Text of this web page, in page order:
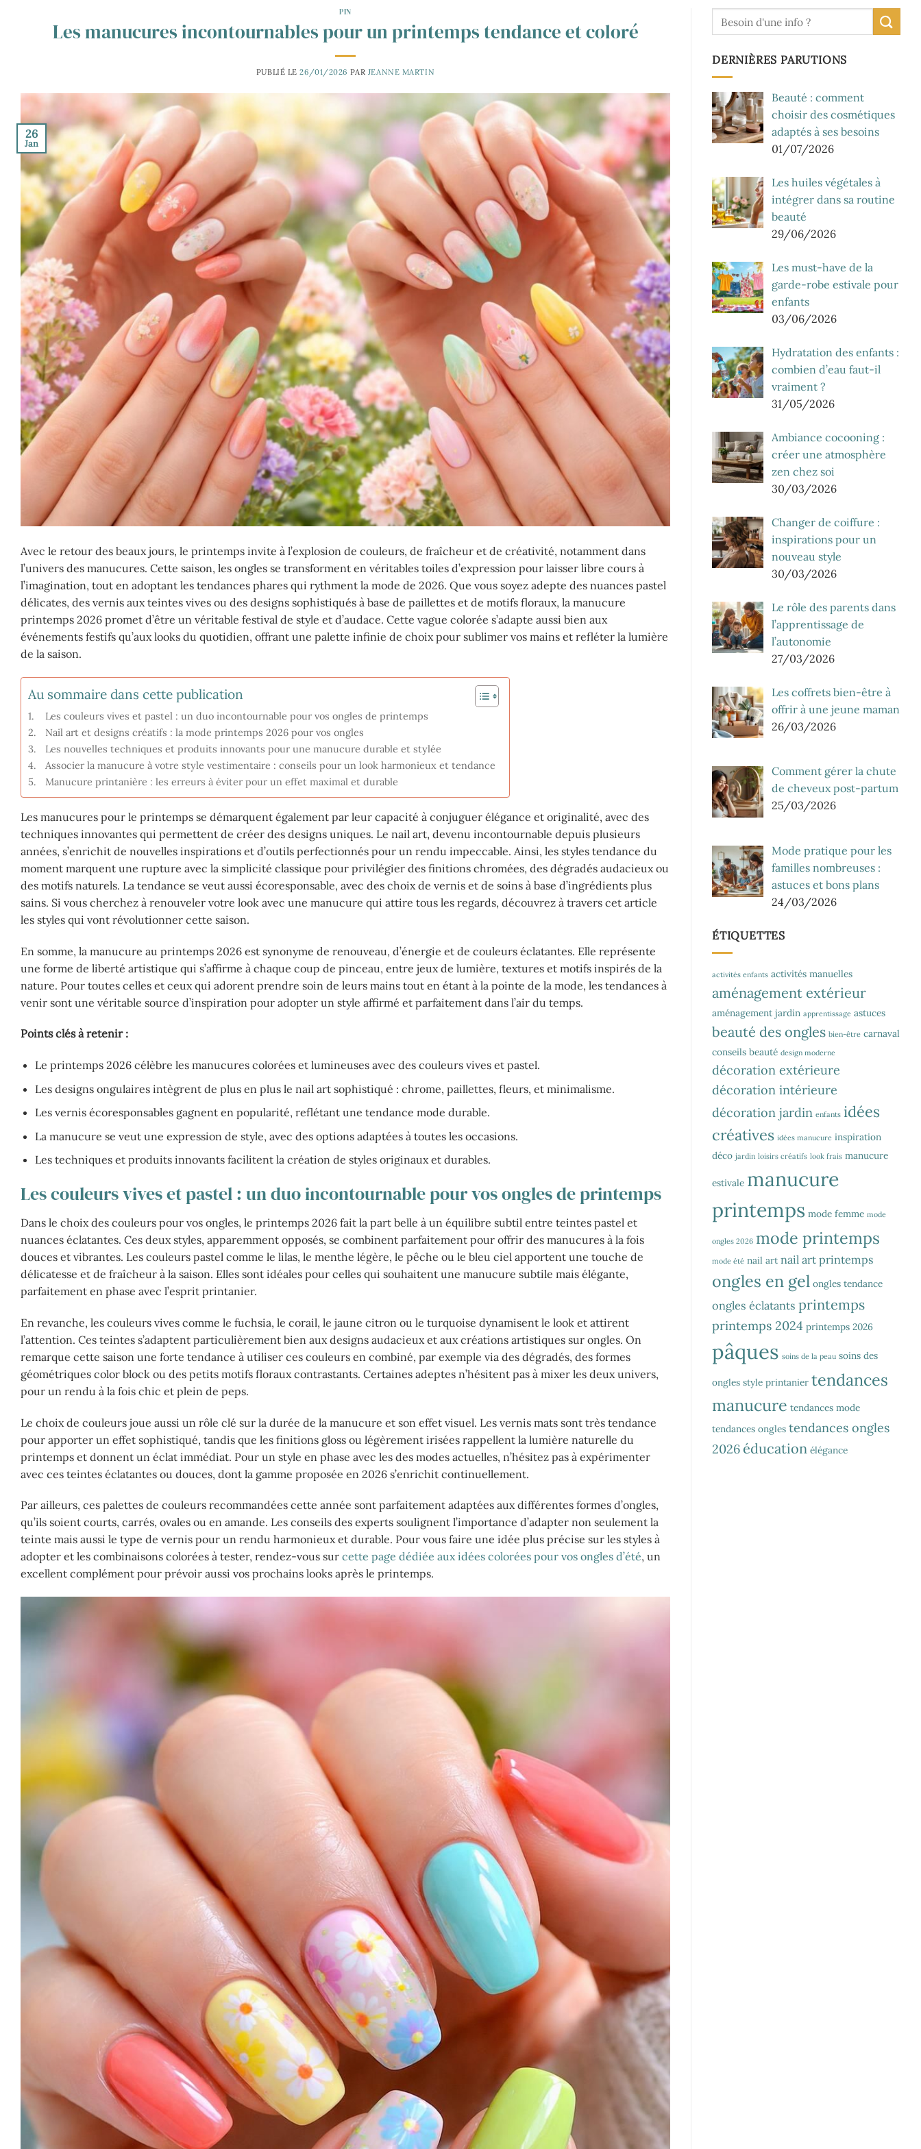
PIN
Les manucures incontournables pour un printemps tendance et coloré
PUBLIÉ LE26/01/2026 PAR JEANNE MARTIN
26
Jan
Avec le retour des beaux jours, le printemps invite à l’explosion de couleurs, de fraîcheur et de créativité, notamment dans
l’univers des manucures. Cette saison, les ongles se transforment en véritables toiles d’expression pour laisser libre cours à
l’imagination, tout en adoptant les tendances phares qui rythment la mode de 2026. Que vous soyez adepte des nuances pastel
délicates, des vernis aux teintes vives ou des designs sophistiqués à base de paillettes et de motifs floraux, la manucure
printemps 2026 promet d’être un véritable festival de style et d’audace. Cette vague colorée s’adapte aussi bien aux
événements festifs qu’aux looks du quotidien, offrant une palette infinie de choix pour sublimer vos mains et refléter la lumière
de la saison.
Au sommaire dans cette publication
Les couleurs vives et pastel : un duo incontournable pour vos ongles de printemps
Nail art et designs créatifs : la mode printemps 2026 pour vos ongles
Les nouvelles techniques et produits innovants pour une manucure durable et stylée
Associer la manucure à votre style vestimentaire : conseils pour un look harmonieux et tendance
Manucure printanière : les erreurs à éviter pour un effet maximal et durable
Les manucures pour le printemps se démarquent également par leur capacité à conjuguer élégance et originalité, avec des
techniques innovantes qui permettent de créer des designs uniques. Le nail art, devenu incontournable depuis plusieurs
années, s’enrichit de nouvelles inspirations et d’outils perfectionnés pour un rendu impeccable. Ainsi, les styles tendance du
moment marquent une rupture avec la simplicité classique pour privilégier des finitions chromées, des dégradés audacieux ou
des motifs naturels. La tendance se veut aussi écoresponsable, avec des choix de vernis et de soins à base d’ingrédients plus
sains. Si vous cherchez à renouveler votre look avec une manucure qui attire tous les regards, découvrez à travers cet article
les styles qui vont révolutionner cette saison.
En somme, la manucure au printemps 2026 est synonyme de renouveau, d’énergie et de couleurs éclatantes. Elle représente
une forme de liberté artistique qui s’affirme à chaque coup de pinceau, entre jeux de lumière, textures et motifs inspirés de la
nature. Pour toutes celles et ceux qui adorent prendre soin de leurs mains tout en étant à la pointe de la mode, les tendances à
venir sont une véritable source d’inspiration pour adopter un style affirmé et parfaitement dans l’air du temps.
Points clés à retenir :
Le printemps 2026 célèbre les manucures colorées et lumineuses avec des couleurs vives et pastel.
Les designs ongulaires intègrent de plus en plus le nail art sophistiqué : chrome, paillettes, fleurs, et minimalisme.
Les vernis écoresponsables gagnent en popularité, reflétant une tendance mode durable.
La manucure se veut une expression de style, avec des options adaptées à toutes les occasions.
Les techniques et produits innovants facilitent la création de styles originaux et durables.
Les couleurs vives et pastel : un duo incontournable pour vos ongles de printemps
Dans le choix des couleurs pour vos ongles, le printemps 2026 fait la part belle à un équilibre subtil entre teintes pastel et
nuances éclatantes. Ces deux styles, apparemment opposés, se combinent parfaitement pour offrir des manucures à la fois
douces et vibrantes. Les couleurs pastel comme le lilas, le menthe légère, le pêche ou le bleu ciel apportent une touche de
délicatesse et de fraîcheur à la saison. Elles sont idéales pour celles qui souhaitent une manucure subtile mais élégante,
parfaitement en phase avec l’esprit printanier.
En revanche, les couleurs vives comme le fuchsia, le corail, le jaune citron ou le turquoise dynamisent le look et attirent
l’attention. Ces teintes s’adaptent particulièrement bien aux designs audacieux et aux créations artistiques sur ongles. On
remarque cette saison une forte tendance à utiliser ces couleurs en combiné, par exemple via des dégradés, des formes
géométriques color block ou des petits motifs floraux contrastants. Certaines adeptes n’hésitent pas à mixer les deux univers,
pour un rendu à la fois chic et plein de peps.
Le choix de couleurs joue aussi un rôle clé sur la durée de la manucure et son effet visuel. Les vernis mats sont très tendance
pour apporter un effet sophistiqué, tandis que les finitions gloss ou légèrement irisées rappellent la lumière naturelle du
printemps et donnent un éclat immédiat. Pour un style en phase avec les des modes actuelles, n’hésitez pas à expérimenter
avec ces teintes éclatantes ou douces, dont la gamme proposée en 2026 s’enrichit continuellement.
Par ailleurs, ces palettes de couleurs recommandées cette année sont parfaitement adaptées aux différentes formes d’ongles,
qu’ils soient courts, carrés, ovales ou en amande. Les conseils des experts soulignent l’importance d’adapter non seulement la
teinte mais aussi le type de vernis pour un rendu harmonieux et durable. Pour vous faire une idée plus précise sur les styles à
adopter et les combinaisons colorées à tester, rendez-vous sur cette page dédiée aux idées colorées pour vos ongles d’été, un
excellent complément pour prévoir aussi vos prochains looks après le printemps.
DERNIÈRES PARUTIONS
Beauté : comment
choisir des cosmétiques
adaptés à ses besoins
01/07/2026
Les huiles végétales à
intégrer dans sa routine
beauté
29/06/2026
Les must-have de la
garde-robe estivale pour
enfants
03/06/2026
Hydratation des enfants :
combien d’eau faut-il
vraiment ?
31/05/2026
Ambiance cocooning :
créer une atmosphère
zen chez soi
30/03/2026
Changer de coiffure :
inspirations pour un
nouveau style
30/03/2026
Le rôle des parents dans
l’apprentissage de
l’autonomie
27/03/2026
Les coffrets bien-être à
offrir à une jeune maman
26/03/2026
Comment gérer la chute
de cheveux post-partum
25/03/2026
Mode pratique pour les
familles nombreuses :
astuces et bons plans
24/03/2026
ÉTIQUETTES
activités enfants activités manuelles
aménagement extérieur
aménagement jardin apprentissage astuces
beauté des ongles bien-être carnaval
conseils beauté design moderne
décoration extérieure
décoration intérieure
décoration jardin enfants idées
créatives idées manucure inspiration
déco jardin loisirs créatifs look frais manucure
estivale manucure
printemps mode femme mode
ongles 2026 mode printemps
mode été nail art nail art printemps
ongles en gel ongles tendance
ongles éclatants printemps
printemps 2024 printemps 2026
pâques soins de la peau soins des
ongles style printanier tendances
manucure tendances mode
tendances ongles tendances ongles
2026 éducation élégance